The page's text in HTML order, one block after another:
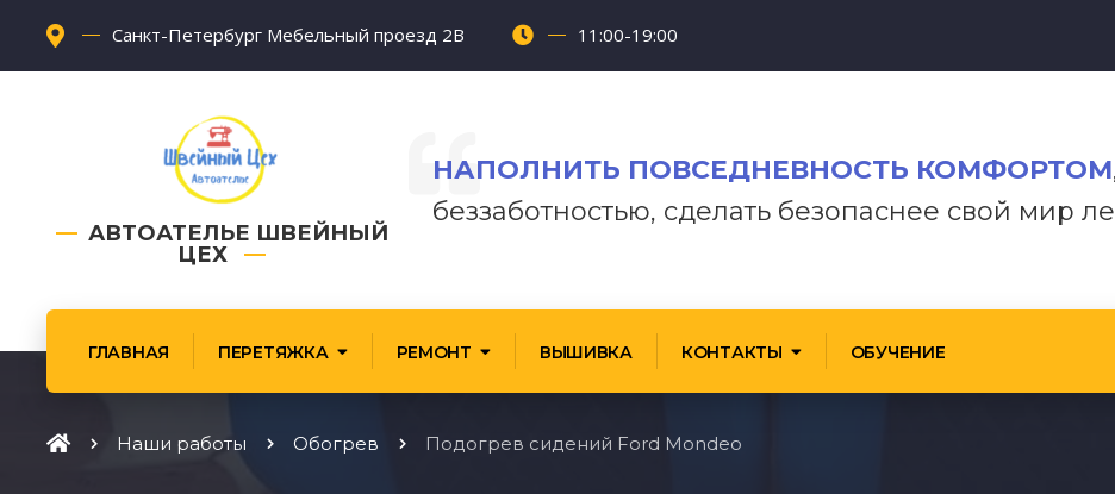
Санкт-Петербург Мебельный проезд 2В 11:00-19:00
АВТОАТЕЛЬЕ ШВЕЙНЫЙ
ЦЕХ
НАПОЛНИТЬ ПОВСЕДНЕВНОСТЬ КОМФОРТОМ
беззаботностью, сделать безопаснее свой мир
ГЛАВНАЯ ПЕРЕТЯЖКА РЕМОНТ ВЫШИВКА КОНТАКТЫ ОБУЧЕНИЕ
Наши работы Обогрев Подогрев сидений Ford Mondeo